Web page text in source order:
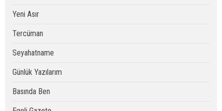
Yeni Asır
Tercüman
Seyahatname
Günlük Yazılarım
Basında Ben